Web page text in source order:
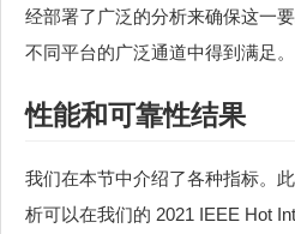
经部署了广泛的分析来确保这一
不同平台的广泛通道中得到满足。
性能和可靠性结果
我们在本节中介绍了各种指标。
析可以在我们的 2021 IEEE Hot